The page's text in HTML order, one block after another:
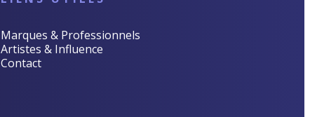
Marques & Professionnels
Artistes & Influence
Contact